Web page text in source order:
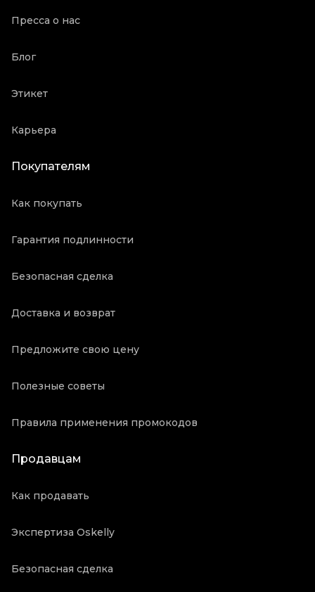
Пресса о нас
Блог
Этикет
Карьера
Покупателям
Как покупать
Гарантия подлинности
Безопасная сделка
Доставка и возврат
Предложите свою цену
Полезные советы
Правила применения промокодов
Продавцам
Как продавать
Экспертиза Oskelly
Безопасная сделка